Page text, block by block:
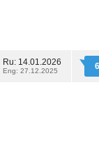
Ru: 14.01.2026
Eng: 27.12.2025